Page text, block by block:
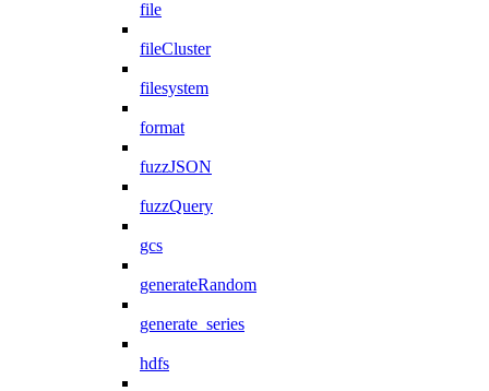
file
fileCluster
filesystem
format
fuzzJSON
fuzzQuery
gcs
generateRandom
generate_series
hdfs